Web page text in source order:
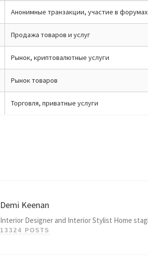
Анонимные транзакции, участие в форумах
Продажа товаров и услуг
Рынок, криптовалютные услуги
Рынок товаров
Торговля, приватные услуги
Demi Keenan
Interior Designer and Interior Stylist Home
13324 POSTS